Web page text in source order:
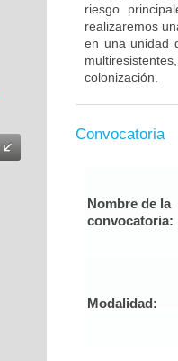
riesgo
realizaremos
en una unidad
colonización.
Convocatoria
Nombre de la
convocatoria:
Modalidad: